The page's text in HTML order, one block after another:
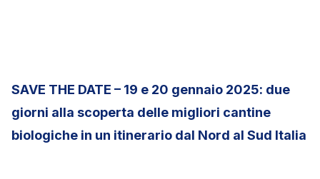
SAVE THE DATE – 19 e 20 gennaio 2025: due
giorni alla scoperta delle migliori cantine
biologiche in un itinerario dal Nord al Sud Italia